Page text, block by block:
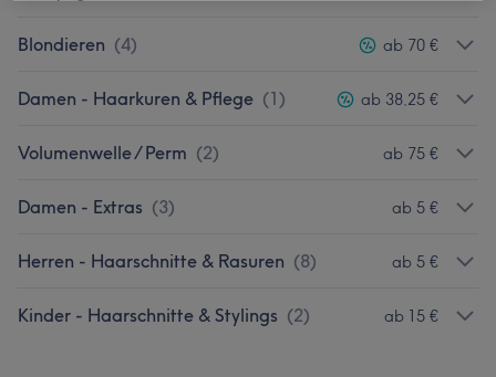
Blondieren (4) ab 70 €
Damen - Haarkuren & Pflege (1) ab 38,25 €
Volumenwelle / Perm (2) ab 75 €
Damen - Extras (3) ab 5 €
Herren - Haarschnitte & Rasuren (8) ab 5 €
Kinder - Haarschnitte & Stylings (2) ab 15 €